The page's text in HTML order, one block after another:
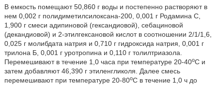
В емкость помещают 50,860 г воды и постепенно растворяют в
нем 0,002 г полидиметилсилоксана-200, 0,001 г Родамина С,
1,900 г смеси адипиновой (гександиовой), себациновой
(декандиовой) и 2-этилгексановой кислот в соотношении 2/1/1,6,
0,025 г молибдата натрия и 0,710 г гидроксида натрия, 0,001 г
трилона Б, 0,001 г уротропина и 0,110 г толилтриазола.
Перемешивают в течение 1,0 часа при температуре 20-40оС и
затем добавляют 46,390 г этиленгликоля. Далее смесь
перемешивают при температуре 20-80oС в течение 1,0 ч до